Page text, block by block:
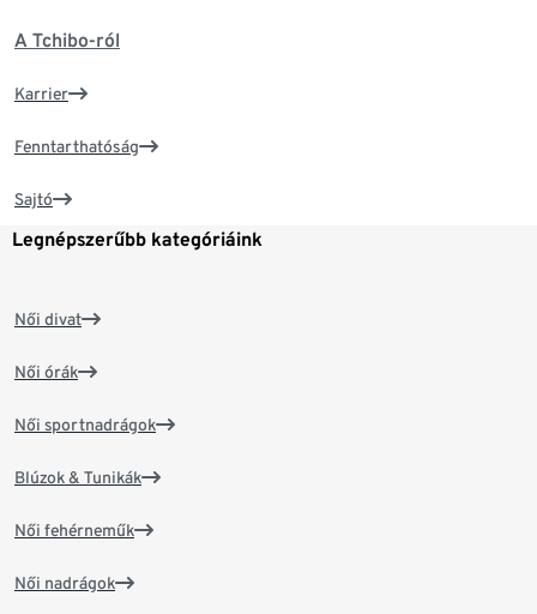
A Tchibo-ról
Karrier
Fenntarthatóság
Sajtó
Legnépszerűbb kategóriáink
Női divat
Női órák
Női sportnadrágok
Blúzok & Tunikák
Női fehérneműk
Női nadrágok